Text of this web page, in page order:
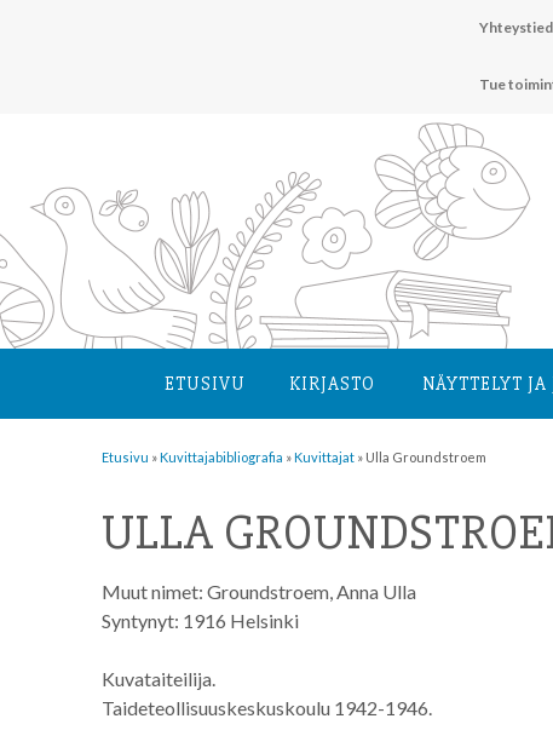
Tue
ETUSIVU KIRJASTO NÄYTTELYT
Etusivu »Kuvittaja­bibliografia »Kuvittajat » Ulla Groundstroem
ULLA
Muut nimet: Groundstroem, Anna Ulla
Syntynyt: 1916 Helsinki
Kuvataiteilija.
Taideteollisuuskeskuskoulu 1942-1946.